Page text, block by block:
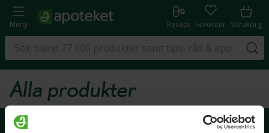
Meny Recept Favoriter Varukorg
Alla produkter
Handla på Apoteket